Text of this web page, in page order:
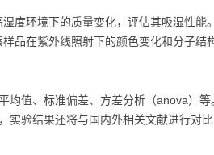
度环境下的质量变化，评估其吸湿性能。
品在紫外线照射下的颜色变化和分子结
均值、标准偏差、方差分析（anova）
验结果还将与国内外相关文献进行对